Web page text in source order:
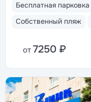
Бесплатная парковка
Собственный пляж
от 7250 ₽